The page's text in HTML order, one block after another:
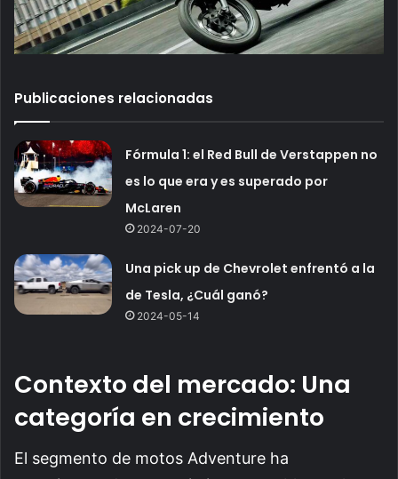
Publicaciones relacionadas
Fórmula 1: el Red Bull de Verstappen no
es lo que era y es superado por
McLaren
2024-07-20
Una pick up de Chevrolet enfrentó a la
de Tesla, ¿Cuál ganó?
2024-05-14
Contexto del mercado: Una
categoría en crecimiento
El segmento de motos Adventure ha